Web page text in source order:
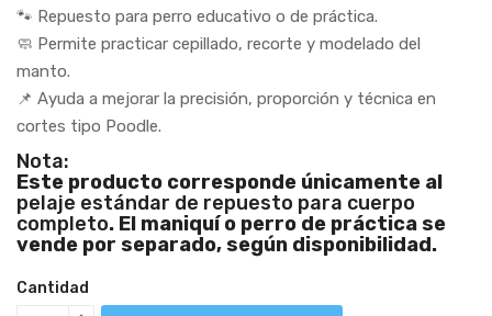
🐾 Repuesto para perro educativo o de práctica.
🧼 Permite practicar cepillado, recorte y modelado del
manto.
📌 Ayuda a mejorar la precisión, proporción y técnica en
cortes tipo Poodle.
Nota:
Este producto corresponde únicamente al
pelaje estándar de repuesto para cuerpo
completo. El maniquí o perro de práctica se
vende por separado, según disponibilidad.
Cantidad